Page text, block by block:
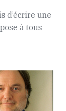
d’écrire une
à tous